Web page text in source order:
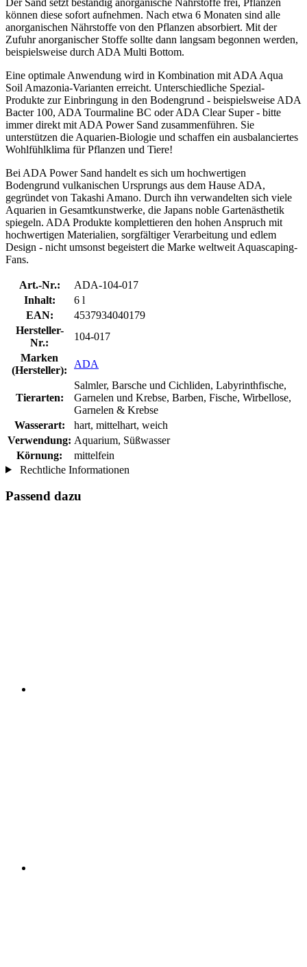
können diese sofort aufnehmen. Nach etwa 6 Monaten sind alle
anorganischen Nährstoffe von den Pflanzen absorbiert. Mit der
Zufuhr anorganischer Stoffe sollte dann langsam begonnen werden,
beispielsweise durch ADA Multi Bottom.
Eine optimale Anwendung wird in Kombination mit ADA Aqua
Soil Amazonia-Varianten erreicht. Unterschiedliche Spezial-
Produkte zur Einbringung in den Bodengrund - beispielsweise ADA
Bacter 100, ADA Tourmaline BC oder ADA Clear Super - bitte
immer direkt mit ADA Power Sand zusammenführen. Sie
unterstützen die Aquarien-Biologie und schaffen ein ausbalanciertes
Wohlfühlklima für Pflanzen und Tiere!
Bei ADA Power Sand handelt es sich um hochwertigen
Bodengrund vulkanischen Ursprungs aus dem Hause ADA,
gegründet von Takashi Amano. Durch ihn verwandelten sich viele
Aquarien in Gesamtkunstwerke, die Japans noble Gartenästhetik
spiegeln. ADA Produkte komplettieren den hohen Anspruch mit
hochwertigen Materialien, sorgfältiger Verarbeitung und edlem
Design - nicht umsonst begeistert die Marke weltweit Aquascaping-
Fans.
Art.-Nr.:
ADA-104-017
Inhalt:
6 l
EAN:
4537934040179
Hersteller-
Nr.:
104-017
Marken
(Hersteller):
ADA
Tierarten:
Salmler, Barsche und Cichliden, Labyrinthfische,
Garnelen und Krebse, Barben, Fische, Wirbellose,
Garnelen & Krebse
Wasserart:
hart, mittelhart, weich
Verwendung: Aquarium, Süßwasser
Körnung:
mittelfein
Rechtliche Informationen
Passend dazu